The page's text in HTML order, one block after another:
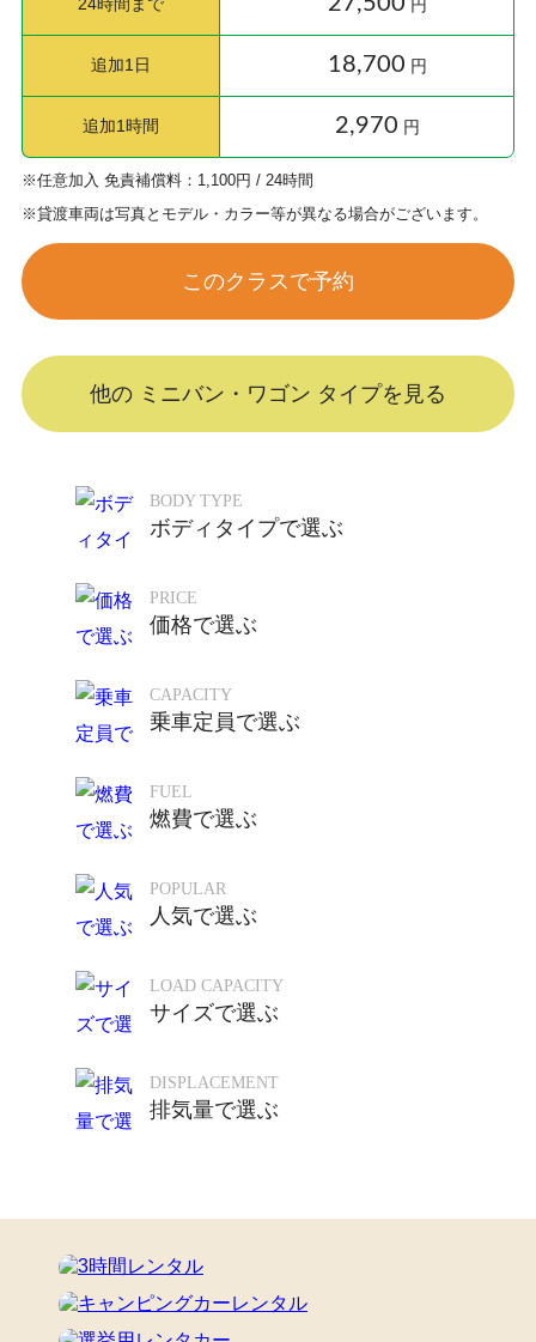
追加1日
追加1時間
18,700
2,970
※任意加入 免責補償料：1,100円 / 24時間
※貸渡車両は写真とモデル・カラー等が異なる場合がございます。
このクラスで予約
他の ミニバン・ワゴン タイプを見る
BODY TYPE
ボディタイプで選ぶ
PRICE
価格で選ぶ
CAPACITY
乗車定員で選ぶ
FUEL
燃費で選ぶ
POPULAR
人気で選ぶ
LOAD CAPACITY
サイズで選ぶ
DISPLACEMENT
排気量で選ぶ